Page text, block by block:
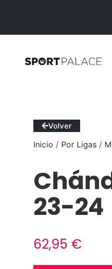
Volver
Inicio / Por Ligas /
23-24
62,95 €